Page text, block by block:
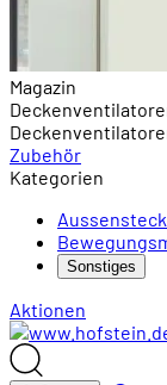
Magazin
Zubehör
Kategorien
Sonstiges
Aktionen